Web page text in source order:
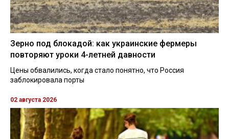
Зерно под блокадой: как украинские фермеры
повторяют уроки 4-летней давности
Цены обвалились, когда стало понятно, что Россия
заблокировала порты
02 августа 2026